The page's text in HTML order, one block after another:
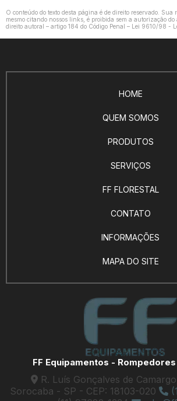
O conteúdo do texto desta página é de direito reservado. Sua
mesmo citando nossos links, é proibida sem a autorização
direito autoral – artigo 184 do Código Penal – Lei 9610/98 -
HOME
QUEM SOMOS
PRODUTOS
SERVIÇOS
FF FLORESTAL
CONTATO
INFORMAÇÕES
MAPA DO SITE
FF Equipamentos -
R. Luís Gonçalves de
Sorocaba - SP - CEP: 18103-020